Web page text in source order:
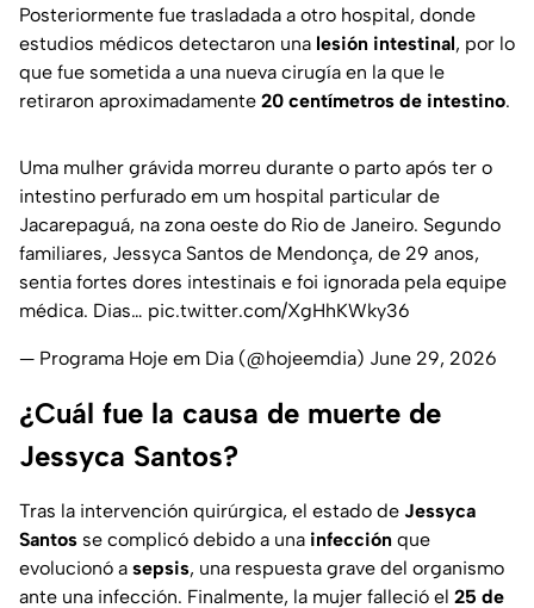
Posteriormente fue trasladada a otro hospital, donde
estudios médicos detectaron una lesión intestinal, por lo
que fue sometida a una nueva cirugía en la que le
retiraron aproximadamente 20 centímetros de intestino.
Uma mulher grávida morreu durante o parto após ter o
intestino perfurado em um hospital particular de
Jacarepaguá, na zona oeste do Rio de Janeiro. Segundo
familiares, Jessyca Santos de Mendonça, de 29 anos,
sentia fortes dores intestinais e foi ignorada pela equipe
médica. Dias… pic.twitter.com/XgHhKWky36
— Programa Hoje em Dia (@hojeemdia) June 29, 2026
¿Cuál fue la causa de muerte de
Jessyca Santos?
Tras la intervención quirúrgica, el estado de Jessyca
Santos se complicó debido a una infección que
evolucionó a sepsis, una respuesta grave del organismo
ante una infección. Finalmente, la mujer falleció el 25 de